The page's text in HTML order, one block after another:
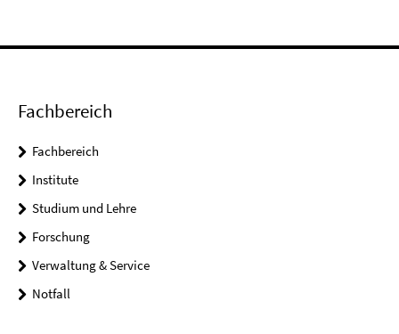
Fachbereich
Fachbereich
Institute
Studium und Lehre
Forschung
Verwaltung & Service
Notfall